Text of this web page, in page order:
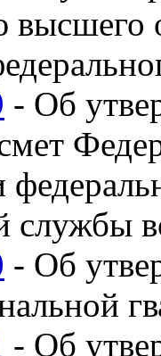
высшего
- Об
службы
- Об
- Об